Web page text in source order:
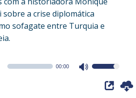
sobre a crise diplomática
sofagate entre Turquia e
00:00
Use
Up/Down